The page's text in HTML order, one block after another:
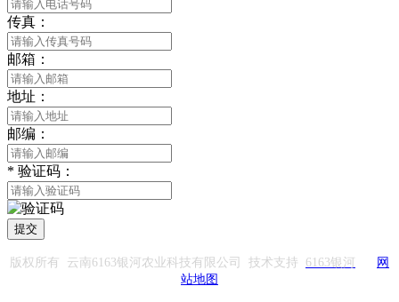
传真：
邮箱：
地址：
邮编：
* 验证码：
提交
版权所有 云南6163银河农业科技有限公司 技术支持 6163银河
网
站地图